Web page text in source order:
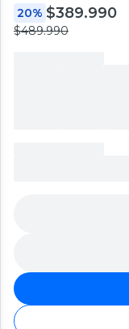
20% $389.990
$489.990